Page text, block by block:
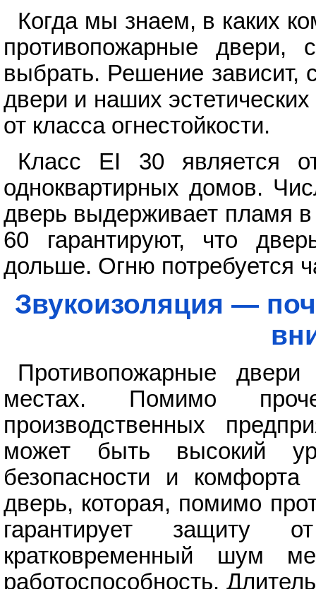
Когда мы знаем, в каких
противопожарные двери,
выбрать. Решение зависит,
двери и наших
от класса огнестойкости.
Класс EI 30 является
одноквартирных домов.
дверь выдерживает пламя
60 гарантируют, что
дольше. Огню потребуется
Звукоизоляция —
Противопожарные
местах. Помимо
производственных
может быть высокий
безопасности и комфорта
дверь, которая, помимо
гарантирует защиту
кратковременный шум
работоспособность.